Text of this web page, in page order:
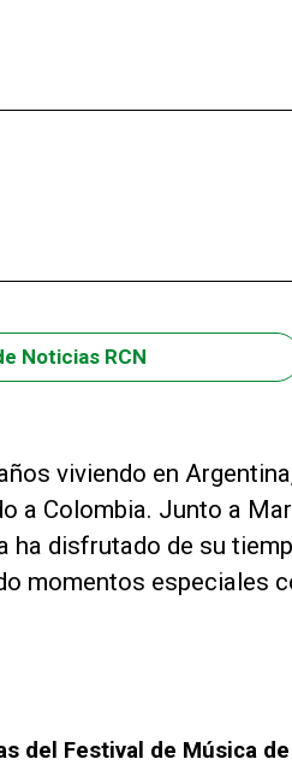
Noticias RCN
viviendo en
a Colombia. Junto a
ha disfrutado de su
momentos especiales
del Festival de Música de